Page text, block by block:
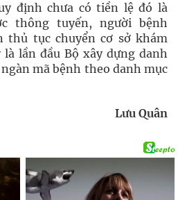
định chưa có tiền lệ đó là
thông tuyến, người bệnh
thủ tục chuyển cơ sở khám
lần đầu Bộ xây dựng danh
mã bệnh theo danh mục
Lưu Quân